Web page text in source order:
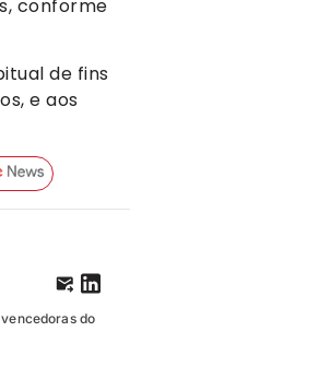
conforme
de fins
e aos
do